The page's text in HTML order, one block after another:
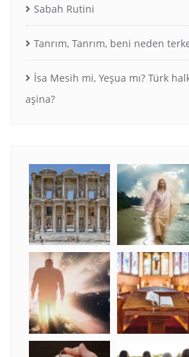
Sabah Rutini
Tanrım, Tanrım, beni neden
İsa Mesih mi, Yeşua mı? Türk
aşina?